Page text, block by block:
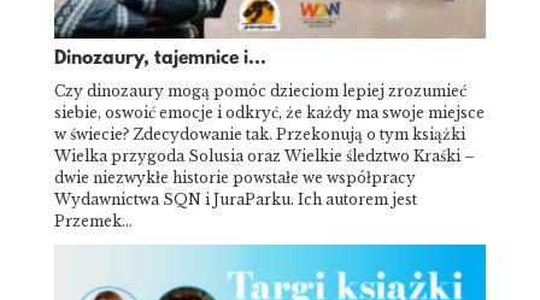
Dinozaury, tajemnice i...
Czy dinozaury mogą pomóc dzieciom lepiej zrozumieć
siebie, oswoić emocje i odkryć, że każdy ma swoje miejsce
w świecie? Zdecydowanie tak. Przekonują o tym książki
Wielka przygoda Solusia oraz Wielkie śledztwo Kraśki –
dwie niezwykłe historie powstałe we współpracy
Wydawnictwa SQN i JuraParku. Ich autorem jest
Przemek…